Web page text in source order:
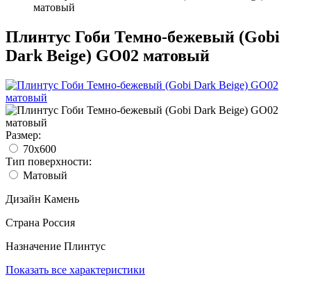
матовый
Плинтус Гоби Темно-бежевый (Gobi
Dark Beige) GO02 матовый
Размер:
70x600
Тип поверхности:
Матовый
Дизайн Камень
Страна Россия
Назначение Плинтус
Показать все характеристики